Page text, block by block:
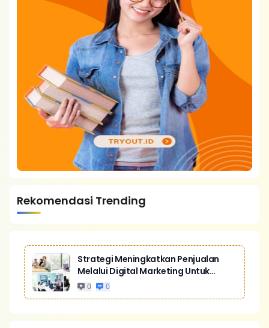
Rekomendasi Trending
Strategi Meningkatkan Penjualan
Melalui Digital Marketing Untuk
Bisnis Yang Lebih Kompetitif
0 0